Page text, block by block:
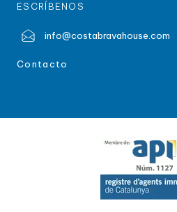
ESCRÍBENOS
info@costabravahouse.com
Contacto